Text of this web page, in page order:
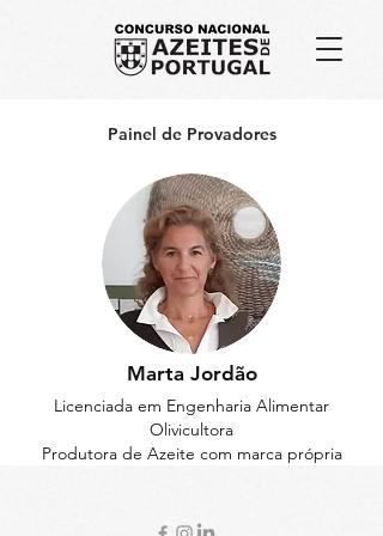
Painel de Provadores
Marta Jordão
Licenciada em Engenharia Alimentar
Olivicultora
Produtora de Azeite com marca própria